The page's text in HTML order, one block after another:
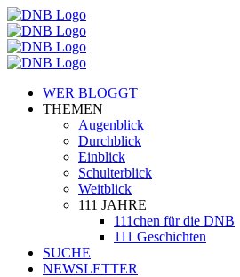
WER BLOGGT
THEMEN
Augenblick
Durchblick
Einblick
Schulterblick
Weitblick
111 JAHRE
111chen für die DNB
111 Geschichten
SUCHE
NEWSLETTER